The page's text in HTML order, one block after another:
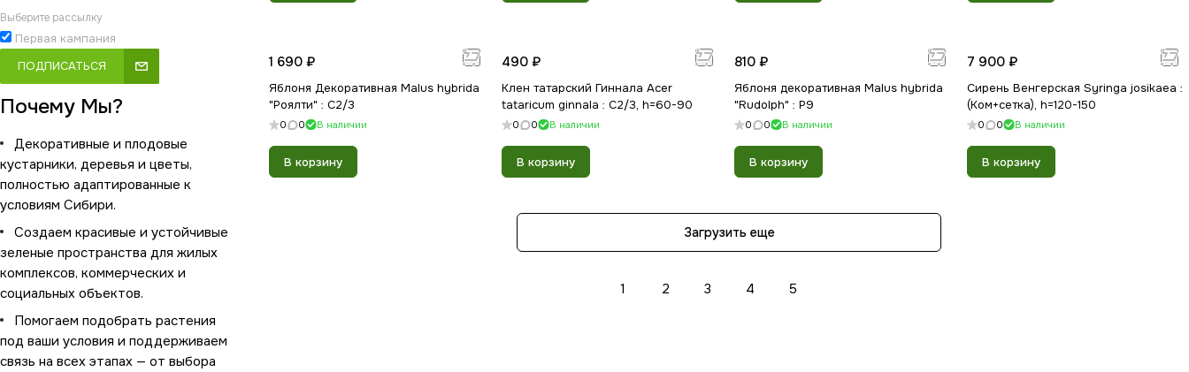
1 690 ₽
Яблоня Декоративная Malus hybrida
"Роялти" : C2/3
0 0 В наличии
В корзину
490 ₽
Клен татарский Гиннала Acer
tataricum ginnala : С2/3, h=60-90
0 0 В наличии
В корзину
810 ₽
Яблоня декоративная Malus hybrida
"Rudolph" : P9
0 0 В наличии
В корзину
7 900 ₽
Сирень Венгерская Syringa josikaea :
(Ком+сетка), h=120-150
0 0 В наличии
В корзину
Загрузить еще
1 2 3 4 5
Выберите рассылку
Первая кампания
ПОДПИСАТЬСЯ
Почему Мы?
Декоративные и плодовые
кустарники, деревья и цветы,
полностью адаптированные к
условиям Сибири.
Создаем красивые и устойчивые
зеленые пространства для жилых
комплексов, коммерческих и
социальных объектов.
Помогаем подобрать растения
под ваши условия и поддерживаем
связь на всех этапах — от выбора